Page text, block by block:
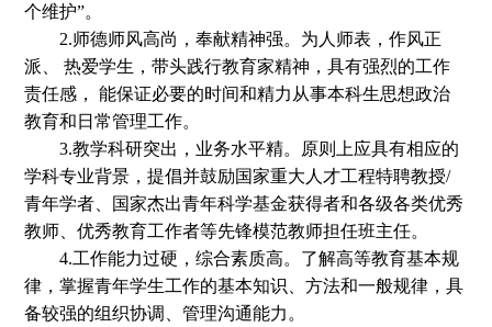
个维护”。
2.师德师风高尚，奉献精神强。为人师表，作风正
派、 热爱学生，带头践行教育家精神，具有强烈的工作
责任感， 能保证必要的时间和精力从事本科生思想政治
教育和日常管理工作。
3.教学科研突出，业务水平精。原则上应具有相应的
学科专业背景，提倡并鼓励国家重大人才工程特聘教授/
青年学者、国家杰出青年科学基金获得者和各级各类优秀
教师、优秀教育工作者等先锋模范教师担任班主任。
4.工作能力过硬，综合素质高。了解高等教育基本规
律，掌握青年学生工作的基本知识、方法和一般规律，具
备较强的组织协调、管理沟通能力。